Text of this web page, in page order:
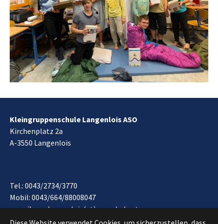
Kleingruppenschule Langenlois ASO
Kirchenplatz 2a
A-3550 Langenlois
Tel.: 0043/2734/3770
Mobil: 0043/664/88008047
e-mail:aso.langenlois(at)noeschule.at
Impressum*Datenschutzvereinbarung